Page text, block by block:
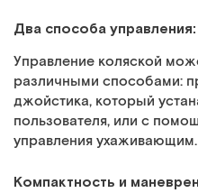
Два способа
Управление коляской
различными способами:
джойстика, который
пользователя, или с
управления ухаживающим.
Компактность и